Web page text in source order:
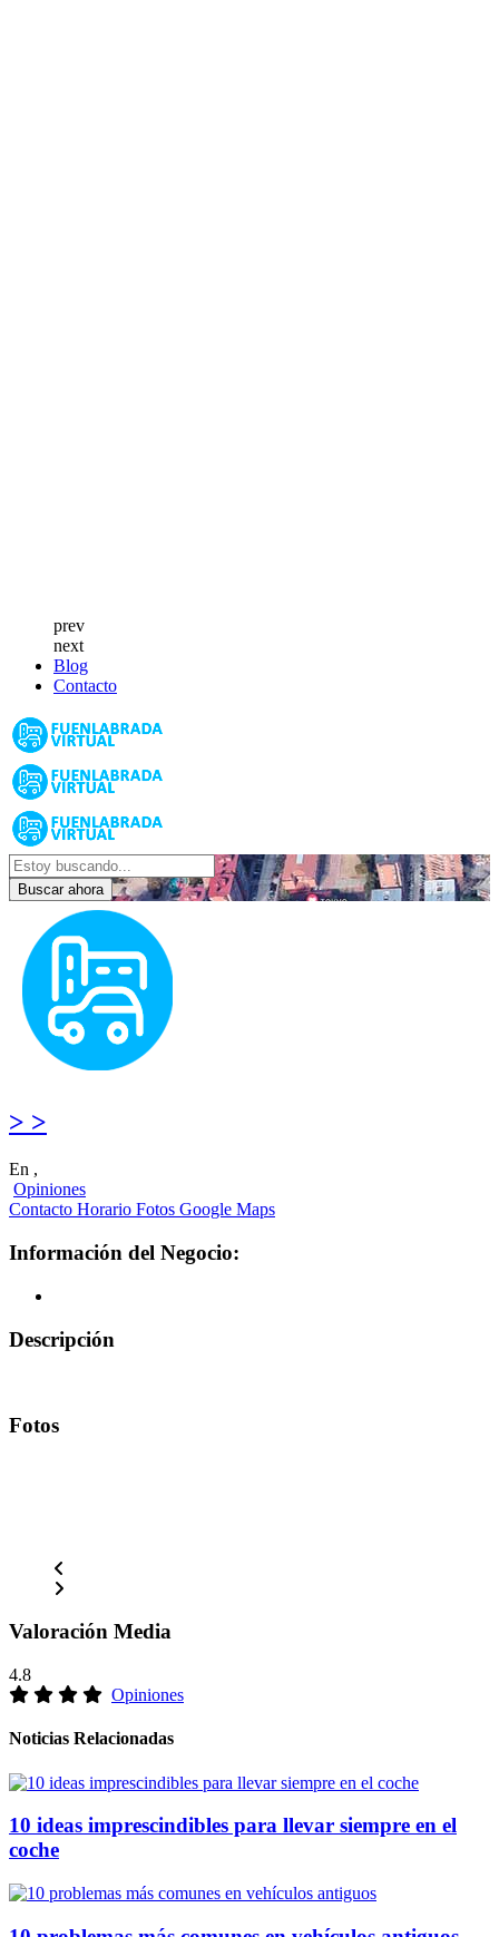
prev
next
Blog
Contacto
Buscar ahora
> >
En ,
Opiniones
Contacto Horario Fotos Google Maps
Información del Negocio:
Descripción
Fotos
Valoración Media
4.8
Opiniones
Noticias Relacionadas
10 ideas imprescindibles para llevar siempre en el
coche